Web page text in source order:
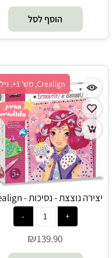
הוסף לסל
Crealign, מש' 1+, גיל 5+
יצירה נוצצת - נסיכות - Crealign
₪139.90